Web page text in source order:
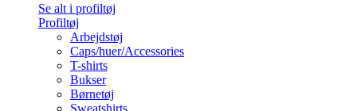
Se alt i profiltøj
Profiltøj
Arbejdstøj
Caps/huer/Accessories
T-shirts
Bukser
Børnetøj
Sweatshirts